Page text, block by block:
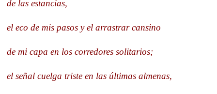
de las estancias,
el eco de mis pasos y el arrastrar cansino
de mi capa en los corredores solitarios;
el señal cuelga triste en las últimas almenas,